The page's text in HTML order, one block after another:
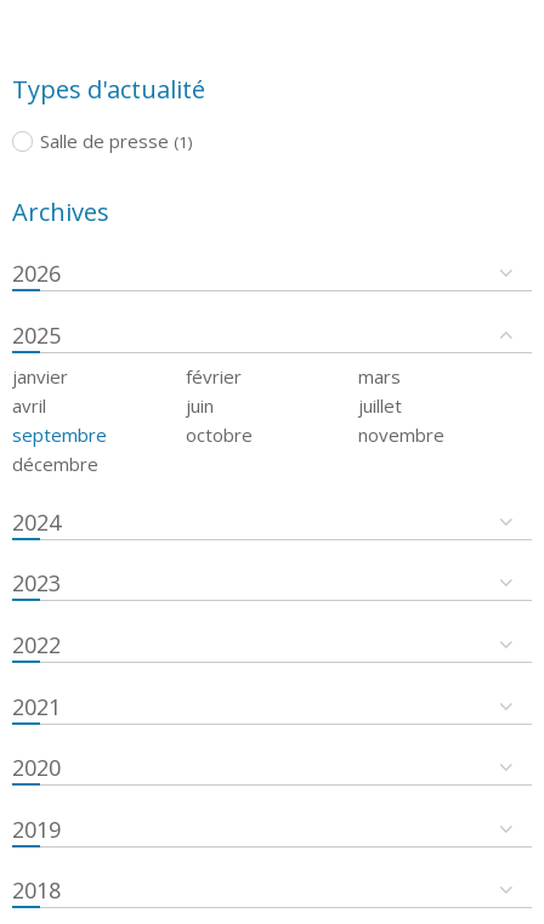
Types d'actualité
Salle de presse (1)
Archives
2026
2025
janvier février
mars
avril
juin
juillet
septembre
octobre
novembre
décembre
2024
2023
2022
2021
2020
2019
2018